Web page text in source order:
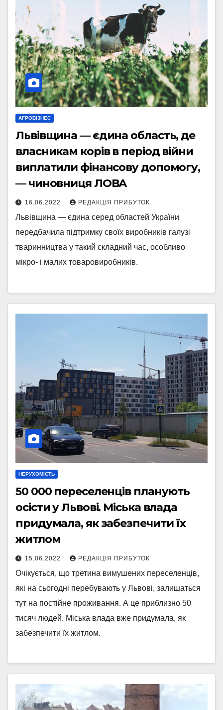
АГРОБІЗНЕС
Львівщина — єдина область, де
власникам корів в період війни
виплатили фінансову допомогу,
— чиновниця ЛОВА
16.06.2022 РЕДАКЦІЯ ПРИБУТОК
Львівщина — єдина серед областей України
передбачила підтримку своїх виробників галузі
тваринництва у такий складний час, особливо
мікро- і малих товаровиробників.
НЕРУХОМІСТЬ
50 000 переселенців планують
осісти у Львові. Міська влада
придумала, як забезпечити їх
житлом
15.06.2022 РЕДАКЦІЯ ПРИБУТОК
Очікується, що третина вимушених переселенців,
які на сьогодні перебувають у Львові, залишаться
тут на постійне проживання. А це приблизно 50
тисяч людей. Міська влада вже придумала, як
забезпечити їх житлом.